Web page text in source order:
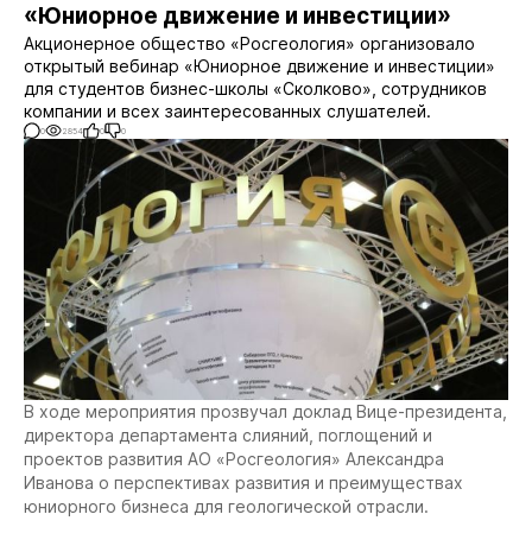
«Юниорное движение и инвестиции»
Акционерное общество «Росгеология» организовало
открытый вебинар «Юниорное движение и инвестиции»
для студентов бизнес-школы «Сколково», сотрудников
компании и всех заинтересованных слушателей.
0 2854 0 0
В ходе мероприятия прозвучал доклад Вице-президента,
директора департамента слияний, поглощений и
проектов развития АО «Росгеология» Александра
Иванова о перспективах развития и преимуществах
юниорного бизнеса для геологической отрасли.